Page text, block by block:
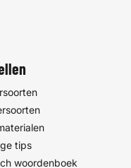
tips
woordenboek